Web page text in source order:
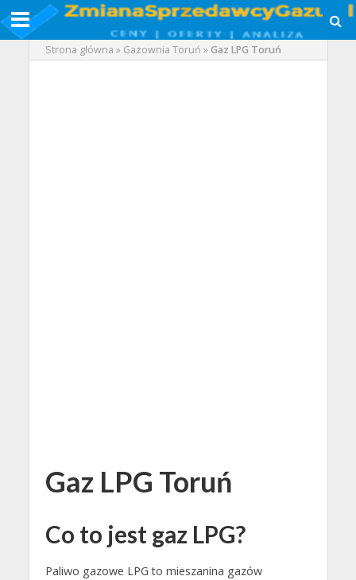
Strona główna » Gazownia Toruń »Gaz LPG Toruń
Gaz LPG Toruń
Co to jest gaz LPG?
Paliwo gazowe LPG to mieszanina gazów